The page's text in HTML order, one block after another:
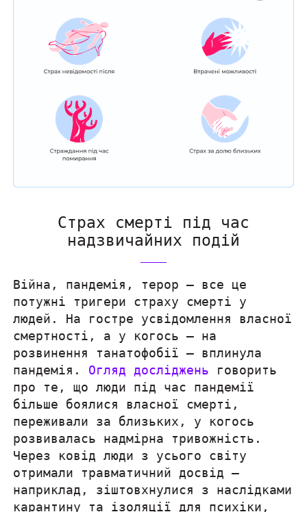
Страх смерті під час
надзвичайних подій
Війна, пандемія, терор — все це
потужні тригери страху смерті у
людей. На гостре усвідомлення власної
смертності, а у когось — на
розвинення танатофобії — вплинула
пандемія. Огляд досліджень говорить
про те, що люди під час пандемії
більше боялися власної смерті,
переживали за близьких, у когось
розвивалась надмірна тривожність.
Через ковід люди з усього світу
отримали травматичний досвід —
наприклад, зіштовхнулися з наслідками
карантину та ізоляції для психіки,